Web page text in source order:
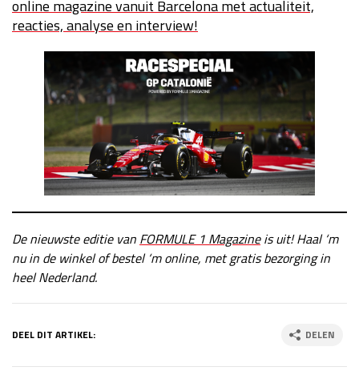
online magazine vanuit Barcelona met actualiteit,
reacties, analyse en interview!
De nieuwste editie van FORMULE 1 Magazineis uit! Haal ‘m
nu in de winkel of bestel ‘m online, met gratis bezorging in
heel Nederland.
DEEL DIT ARTIKEL: DELEN